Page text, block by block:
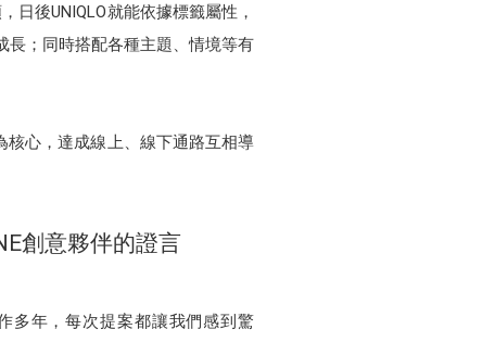
日後UNIQLO就能依據標籤屬性，
長；同時搭配各種主題、情境等有
核心，達成線上、線下通路互相導
創意夥伴的證言
多年，每次提案都讓我們感到驚